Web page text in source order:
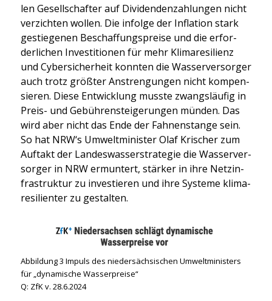
len Gesell­schaf­ter auf Divi­den­den­zah­lun­gen nicht
ver­zich­ten wol­len. Die infol­ge der Infla­ti­on stark
gestie­ge­nen Beschaf­fungs­prei­se und die erfor­
der­li­chen Inves­ti­tio­nen für mehr Kli­ma­re­si­li­enz
und Cyber­si­cher­heit konn­ten die Was­ser­ver­sor­ger
auch trotz größ­ter Anstren­gun­gen nicht kom­pen­
sie­ren. Die­se Ent­wick­lung muss­te zwangs­läu­fig in
Preis- und Gebüh­ren­stei­ge­run­gen mün­den. Das
wird aber nicht das Ende der Fah­nen­stan­ge sein.
So hat NRW‘s Umwelt­mi­nis­ter Olaf Kri­scher zum
Auf­takt der Lan­des­was­ser­stra­te­gie die Was­ser­ver­
sor­ger in NRW ermun­tert, stär­ker in ihre Netz­in­
fra­struk­tur zu inves­tie­ren und ihre Sys­te­me kli­ma­
re­si­li­en­ter zu gestal­ten.
Abbil­dung 3 Impuls des nie­der­säch­si­schen Umwelt­mi­nis­ters
für „dyna­mi­sche Was­ser­prei­se“
Q: ZfK v. 28.6.2024